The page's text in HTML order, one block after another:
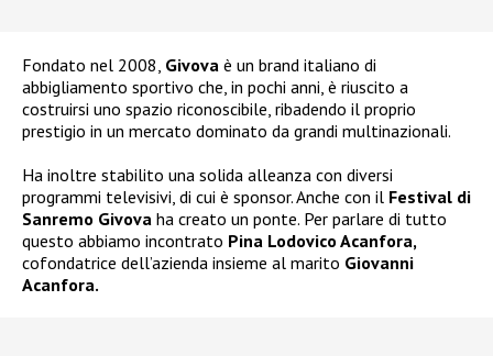
Fondato nel 2008, Givova è un brand italiano di
abbigliamento sportivo che, in pochi anni, è riuscito a
costruirsi uno spazio riconoscibile, ribadendo il proprio
prestigio in un mercato dominato da grandi multinazionali.
Ha inoltre stabilito una solida alleanza con diversi
programmi televisivi, di cui è sponsor. Anche con il Festival di
Sanremo Givova ha creato un ponte. Per parlare di tutto
questo abbiamo incontrato Pina Lodovico Acanfora,
cofondatrice dell’azienda insieme al marito Giovanni
Acanfora.